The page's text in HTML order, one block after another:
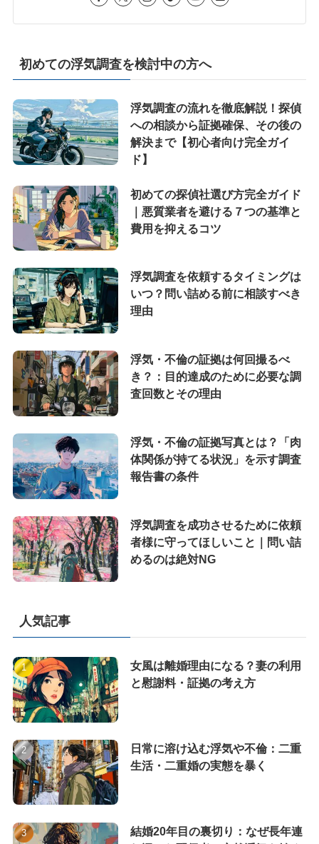
初めての浮気調査を検討中の方へ
浮気調査の流れを徹底解説！探偵
への相談から証拠確保、その後の
解決まで【初心者向け完全ガイ
ド】
初めての探偵社選び方完全ガイド
｜悪質業者を避ける７つの基準と
費用を抑えるコツ
浮気調査を依頼するタイミングは
いつ？問い詰める前に相談すべき
理由
浮気・不倫の証拠は何回撮るべ
き？：目的達成のために必要な調
査回数とその理由
浮気・不倫の証拠写真とは？「肉
体関係が持てる状況」を示す調査
報告書の条件
浮気調査を成功させるために依頼
者様に守ってほしいこと｜問い詰
めるのは絶対NG
人気記事
女風は離婚理由になる？妻の利用
と慰謝料・証拠の考え方
日常に溶け込む浮気や不倫：二重
生活・二重婚の実態を暴く
結婚20年目の裏切り：なぜ長年連